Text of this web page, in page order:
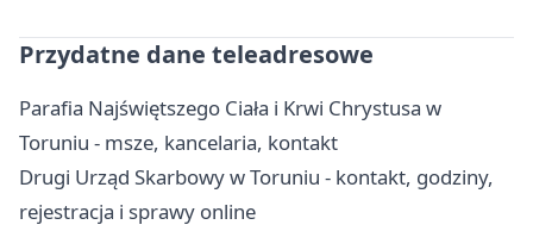
Przydatne dane teleadresowe
Parafia Najświętszego Ciała i Krwi Chrystusa w
Toruniu - msze, kancelaria, kontakt
Drugi Urząd Skarbowy w Toruniu - kontakt, godziny,
rejestracja i sprawy online